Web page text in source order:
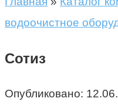
водоочистное
Сотиз
Опубликовано: